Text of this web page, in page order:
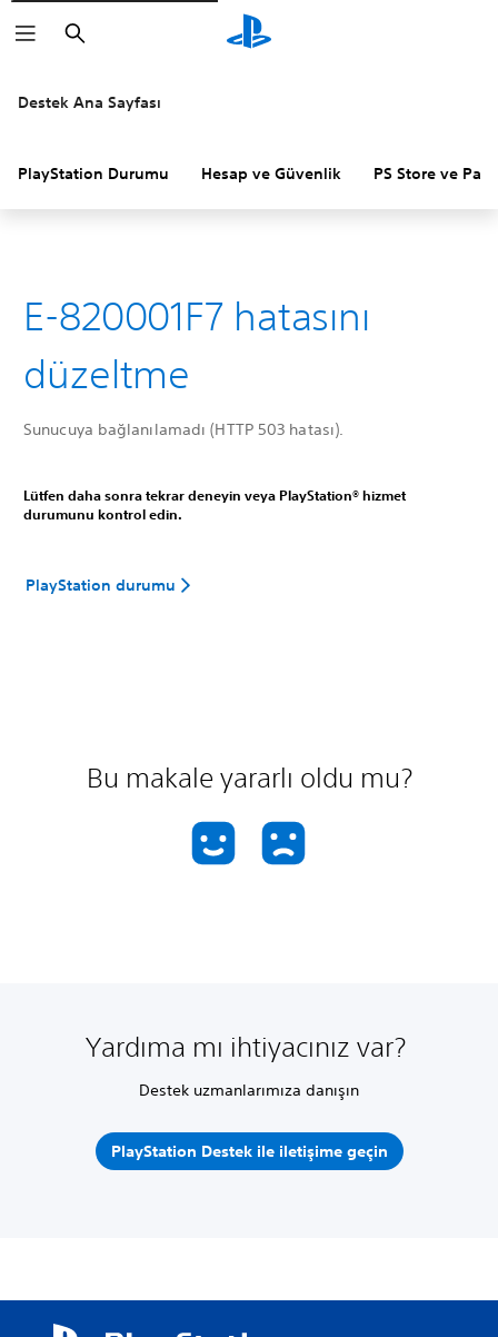
Arama
Destek Ana Sayfası
PlayStation Durumu Hesap ve Güvenlik PS Store ve
E-820001F7 hatasını
düzeltme
Sunucuya bağlanılamadı (HTTP 503 hatası).
Lütfen daha sonra tekrar deneyin veya PlayStation® hizmet
durumunu kontrol edin.
PlayStation durumu
Bu makale yararlı oldu mu?
Yardıma mı ihtiyacınız var?
Destek uzmanlarımıza danışın
PlayStation Destek ile iletişime geçin